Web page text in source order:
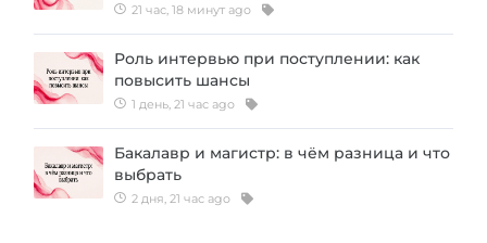
21 час, 18 минут ago
Роль интервью при поступлении: как
повысить шансы
1 день, 21 час ago
Бакалавр и магистр: в чём разница и что
выбрать
2 дня, 21 час ago